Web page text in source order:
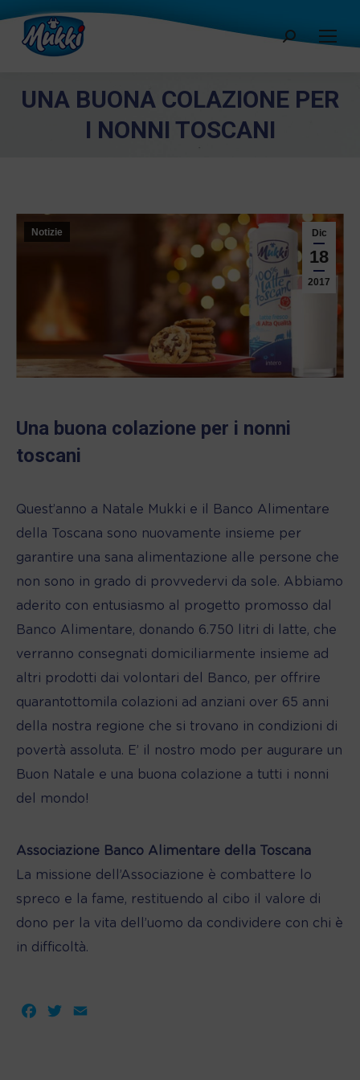
Cerca:
UNA BUONA COLAZIONE PER
I NONNI TOSCANI
Dic
18
2017
Notizie
Una buona colazione per i nonni
toscani
Quest’anno a Natale Mukki e il Banco Alimentare
della Toscana sono nuovamente insieme per
garantire una sana alimentazione alle persone che
non sono in grado di provvedervi da sole. Abbiamo
aderito con entusiasmo al progetto promosso dal
Banco Alimentare, donando 6.750 litri di latte, che
verranno consegnati domiciliarmente insieme ad
altri prodotti dai volontari del Banco, per offrire
quarantottomila colazioni ad anziani over 65 anni
della nostra regione che si trovano in condizioni di
povertà assoluta. E’ il nostro modo per augurare un
Buon Natale e una buona colazione a tutti i nonni
del mondo!
Associazione Banco Alimentare della Toscana
La missione dell’Associazione è combattere lo
spreco e la fame, restituendo al cibo il valore di
dono per la vita dell’uomo da condividere con chi è
in difficoltà.
Facebook
Twitter